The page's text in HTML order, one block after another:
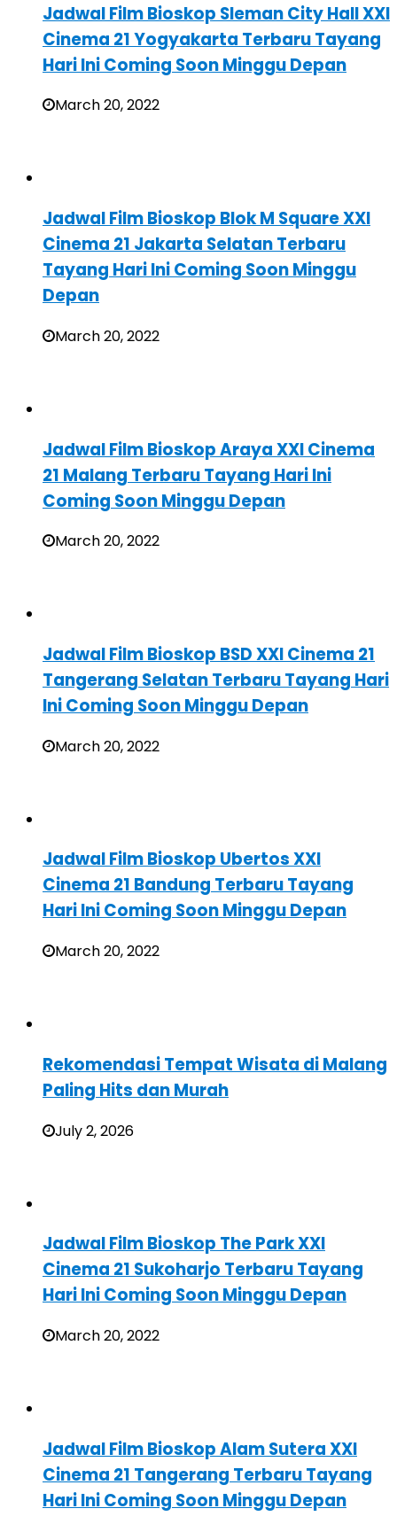
Jadwal Film Bioskop Sleman City Hall XXI
Cinema 21 Yogyakarta Terbaru Tayang
Hari Ini Coming Soon Minggu Depan
March 20, 2022
Jadwal Film Bioskop Blok M Square XXI
Cinema 21 Jakarta Selatan Terbaru
Tayang Hari Ini Coming Soon Minggu
Depan
March 20, 2022
Jadwal Film Bioskop Araya XXI Cinema
21 Malang Terbaru Tayang Hari Ini
Coming Soon Minggu Depan
March 20, 2022
Jadwal Film Bioskop BSD XXI Cinema 21
Tangerang Selatan Terbaru Tayang Hari
Ini Coming Soon Minggu Depan
March 20, 2022
Jadwal Film Bioskop Ubertos XXI
Cinema 21 Bandung Terbaru Tayang
Hari Ini Coming Soon Minggu Depan
March 20, 2022
Rekomendasi Tempat Wisata di Malang
Paling Hits dan Murah
July 2, 2026
Jadwal Film Bioskop The Park XXI
Cinema 21 Sukoharjo Terbaru Tayang
Hari Ini Coming Soon Minggu Depan
March 20, 2022
Jadwal Film Bioskop Alam Sutera XXI
Cinema 21 Tangerang Terbaru Tayang
Hari Ini Coming Soon Minggu Depan